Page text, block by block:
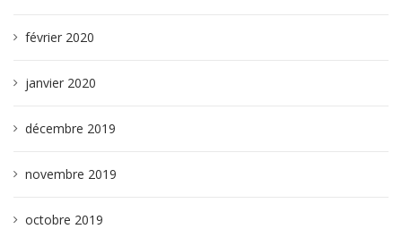
février 2020
janvier 2020
décembre 2019
novembre 2019
octobre 2019